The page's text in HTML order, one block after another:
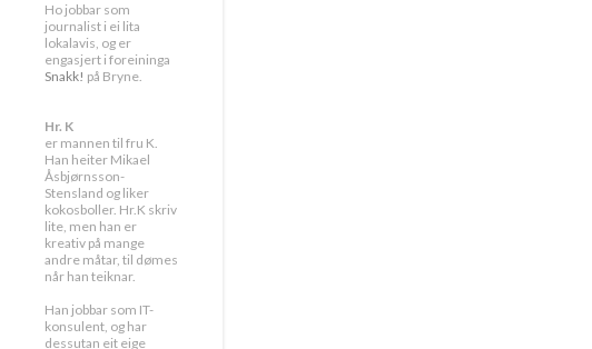
Ho jobbar som
journalist i ei lita
lokalavis, og er
engasjert i foreininga
Snakk! på Bryne.
Hr. K
er mannen til fru K.
Han heiter Mikael
Åsbjørnsson-
Stensland og liker
kokosboller. Hr.K skriv
lite, men han er
kreativ på mange
andre måtar, til dømes
når han teiknar.
Han jobbar som IT-
konsulent, og har
dessutan eit eige